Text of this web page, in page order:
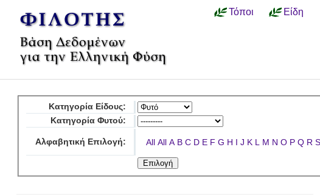
Τόποι Είδη
Κατηγορία Είδους:
Κατηγορία Φυτού:
Αλφαβητική Επιλογή: All All A B C D E F G H I J K L M N O P Q R S